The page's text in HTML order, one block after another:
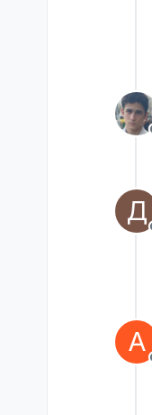
Д
А